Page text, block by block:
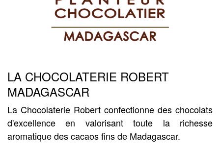
LA CHOCOLATERIE ROBERT
MADAGASCAR
La Chocolaterie Robert confectionne des chocolats
d'excellence en valorisant toute la richesse
aromatique des cacaos fins de Madagascar.